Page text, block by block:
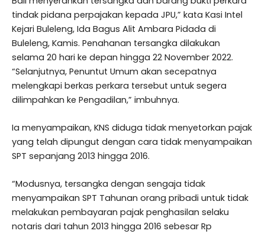
tindak pidana perpajakan kepada JPU,” kata Kasi Intel
Kejari Buleleng, Ida Bagus Alit Ambara Pidada di
Buleleng, Kamis. Penahanan tersangka dilakukan
selama 20 hari ke depan hingga 22 November 2022.
“Selanjutnya, Penuntut Umum akan secepatnya
melengkapi berkas perkara tersebut untuk segera
dilimpahkan ke Pengadilan,” imbuhnya.
Ia menyampaikan, KNS diduga tidak menyetorkan pajak
yang telah dipungut dengan cara tidak menyampaikan
SPT sepanjang 2013 hingga 2016.
“Modusnya, tersangka dengan sengaja tidak
menyampaikan SPT Tahunan orang pribadi untuk tidak
melakukan pembayaran pajak penghasilan selaku
notaris dari tahun 2013 hingga 2016 sebesar Rp